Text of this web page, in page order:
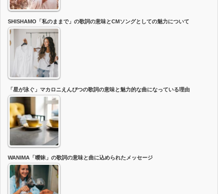
SHISHAMO「私のままで」の歌詞の意味とCMソングとしての魅力について
「星が泳ぐ」マカロニえんぴつの歌詞の意味と魅力的な曲になっている理由
WANIMA「曖昧」の歌詞の意味と曲に込められたメッセージ